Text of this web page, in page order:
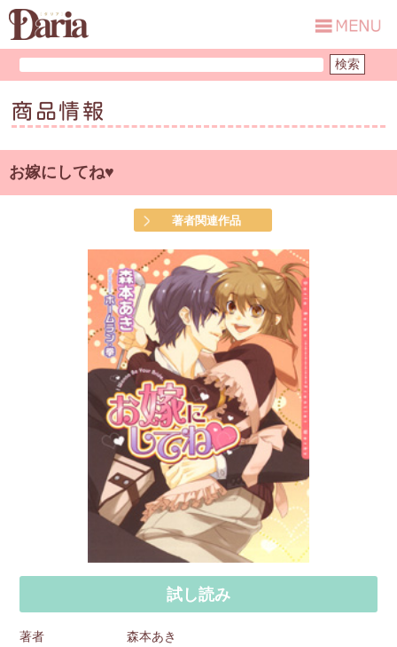
商品情報
お嫁にしてね♥
著者関連作品
試し読み
著者
森本あき